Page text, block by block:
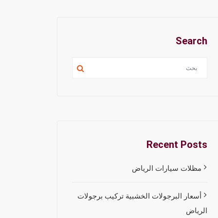
Search
Recent Posts
مظلات سيارات الرياض
أسعار البرجولات الخشبية تركيب برجولات
الرياض